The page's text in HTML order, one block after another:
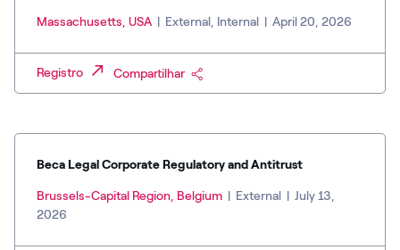
Massachusetts, USA | External, Internal | April 20, 2026
Registro Compartilhar
Beca Legal Corporate Regulatory and Antitrust
Brussels-Capital Region, Belgium | External | July 13,
2026